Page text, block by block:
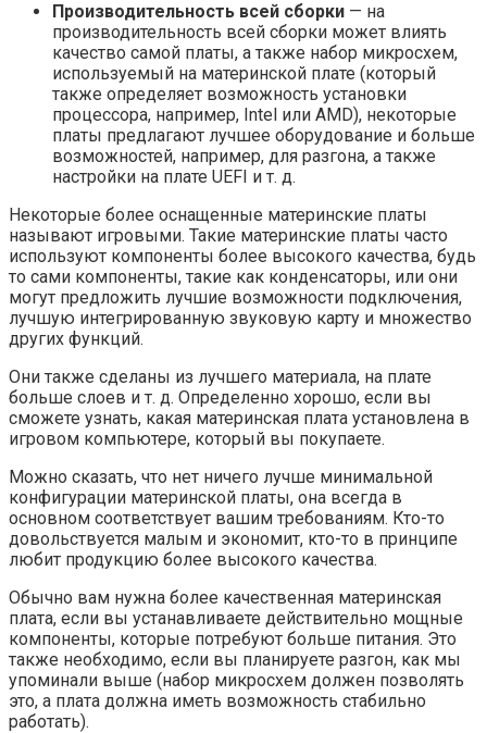
Производительность всей сборки — на
производительность всей сборки может влиять
качество самой платы, а также набор микросхем,
используемый на материнской плате (который
также определяет возможность установки
процессора, например, Intel или AMD), некоторые
платы предлагают лучшее оборудование и больше
возможностей, например, для разгона, а также
настройки на плате UEFI и т. д.
Некоторые более оснащенные материнские платы
называют игровыми. Такие материнские платы часто
используют компоненты более высокого качества, будь
то сами компоненты, такие как конденсаторы, или они
могут предложить лучшие возможности подключения,
лучшую интегрированную звуковую карту и множество
других функций.
Они также сделаны из лучшего материала, на плате
больше слоев и т. д. Определенно хорошо, если вы
сможете узнать, какая материнская плата установлена ​​в
игровом компьютере, который вы покупаете.
Можно сказать, что нет ничего лучше минимальной
конфигурации материнской платы, она всегда в
основном соответствует вашим требованиям. Кто-то
довольствуется малым и экономит, кто-то в принципе
любит продукцию более высокого качества.
Обычно вам нужна более качественная материнская
плата, если вы устанавливаете действительно мощные
компоненты, которые потребуют больше питания. Это
также необходимо, если вы планируете разгон, как мы
упоминали выше (набор микросхем должен позволять
это, а плата должна иметь возможность стабильно
работать).